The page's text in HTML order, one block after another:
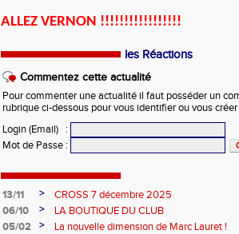
ALLEZ VERNON !!!!!!!!!!!!!!!!!
les Réactions
Commentez cette actualité
Pour commenter une actualité il faut posséder un
rubrique ci-dessous pour vous identifier ou vous
Login (Email)
:
Mot de Passe :
13/11 >
CROSS 7 décembre 2025
06/10
>
LA BOUTIQUE DU CLUB
05/02
>
La nouvelle dimension de Marc Lauret !